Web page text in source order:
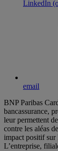
LinkedIn
email
BNP Paribas
bancassurance,
leur permettent
contre les aléas
impact positif sur
L’entreprise,